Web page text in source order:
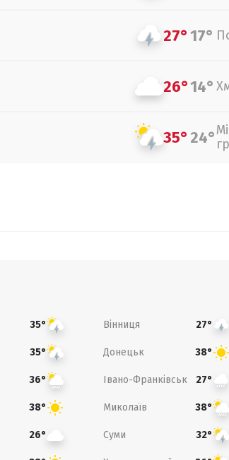
27°17°
26°14°
35°24°
35° Вінниця 27°
35° Донецьк 38°
36° Івано-Франківськ 27°
38° Миколаїв 38°
26° Суми 32°